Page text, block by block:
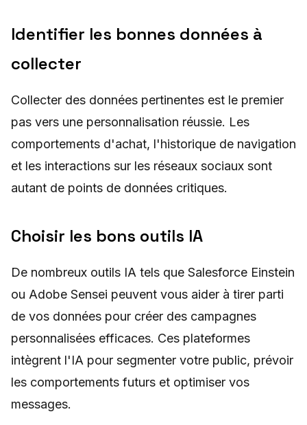
Identifier les bonnes données à
collecter
Collecter des données pertinentes est le premier
pas vers une personnalisation réussie. Les
comportements d'achat, l'historique de navigation
et les interactions sur les réseaux sociaux sont
autant de points de données critiques.
Choisir les bons outils IA
De nombreux outils IA tels que Salesforce Einstein
ou Adobe Sensei peuvent vous aider à tirer parti
de vos données pour créer des campagnes
personnalisées efficaces. Ces plateformes
intègrent l'IA pour segmenter votre public, prévoir
les comportements futurs et optimiser vos
messages.